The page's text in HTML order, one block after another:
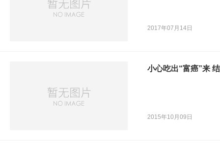
2017年07月14日
小心吃出“富癌”来
2015年10月09日